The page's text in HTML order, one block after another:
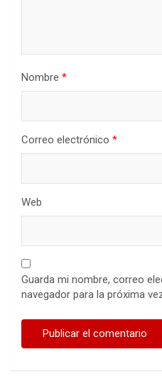
Nombre *
Correo electrónico *
Web
Guarda mi nombre, correo
navegador para la próxima